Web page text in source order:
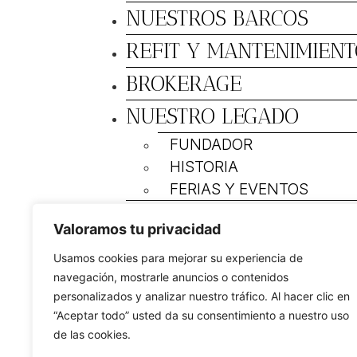
Valoramos tu privacidad
Usamos cookies para mejorar su experiencia de
navegación, mostrarle anuncios o contenidos
personalizados y analizar nuestro tráfico. Al hacer clic en
“Aceptar todo” usted da su consentimiento a nuestro uso
de las cookies.
NUESTROS BARCOS
REFIT Y
BROKERAGE
NUESTRO LEGADO
FUNDADOR
HISTORIA
FERIAS Y EVENTOS
DEALERS
ACTUALIDAD
MY SASGA